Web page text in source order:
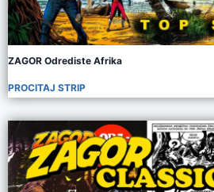
ZAGOR Odrediste Afrika
PROCITAJ STRIP